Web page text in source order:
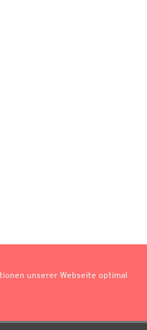
unserer Webseite optimal